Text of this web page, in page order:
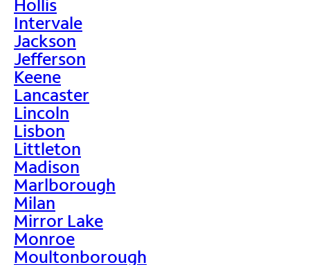
Hollis
Intervale
Jackson
Jefferson
Keene
Lancaster
Lincoln
Lisbon
Littleton
Madison
Marlborough
Milan
Mirror Lake
Monroe
Moultonborough